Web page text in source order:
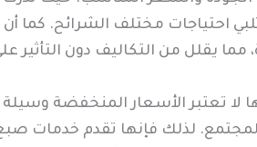
احتياجات مختلف الشرائح. كما
يقلل من التكاليف دون التأثير
لا تعتبر الأسعار المنخفضة
لذلك فإنها تقدم خدمات